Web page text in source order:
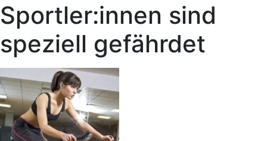
Sportler:innen sind
speziell gefährdet